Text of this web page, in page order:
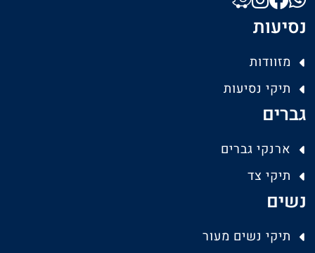
נסיעות
מזוודות
תיקי נסיעות
גברים
ארנקי גברים
תיקי צד
נשים
תיקי נשים מעור